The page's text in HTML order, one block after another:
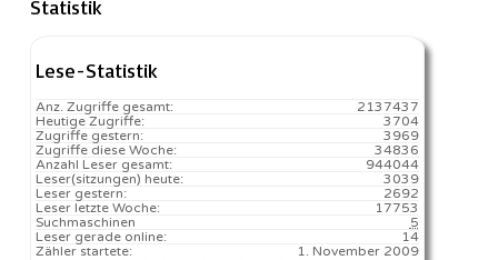
Statistik
Lese-Statistik
2137437
Anz. Zugriffe gesamt:
3704
Heutige Zugriffe:
3969
Zugriffe gestern:
34836
Zugriffe diese Woche:
944044
Anzahl Leser gesamt:
3039️
Leser(sitzungen) heute:
2692
Leser gestern:
17753️
Leser letzte Woche:
5
Suchmaschinen
14
Leser gerade online:
1. November 2009
Zähler startete: